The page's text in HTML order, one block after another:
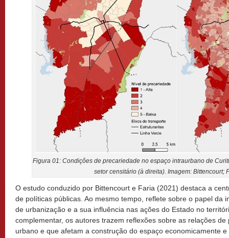
Figura 01: Condições de precariedade no espaço intraurbano de
setor censitário (à direita). Imagem: Bittencourt;
O estudo conduzido por Bittencourt e Faria (2021) destaca a
de políticas públicas. Ao mesmo tempo, reflete sobre o papel da
de urbanização e a sua influência nas ações do Estado no
complementar, os autores trazem reflexões sobre as relações
urbano e que afetam a construção do espaço economicamente